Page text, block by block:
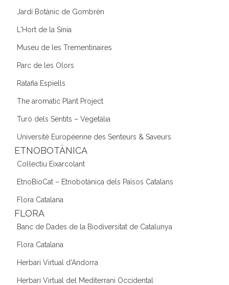
Jardí Botànic de Gombrèn
L'Hort de la Sínia
Museu de les Trementinaires
Parc de les Olors
Ratafia Espiells
The aromatic Plant Project
Turó dels Sentits – Vegetàlia
Université Européenne des Senteurs & Saveurs
ETNOBOTÀNICA
Col·lectiu Eixarcolant
EtnoBioCat – Etnobotànica dels Països Catalans
Flora Catalana
FLORA
Banc de Dades de la Biodiversitat de Catalunya
Flora Catalana
Herbari Virtual d'Andorra
Herbari Virtual del Mediterrani Occidental